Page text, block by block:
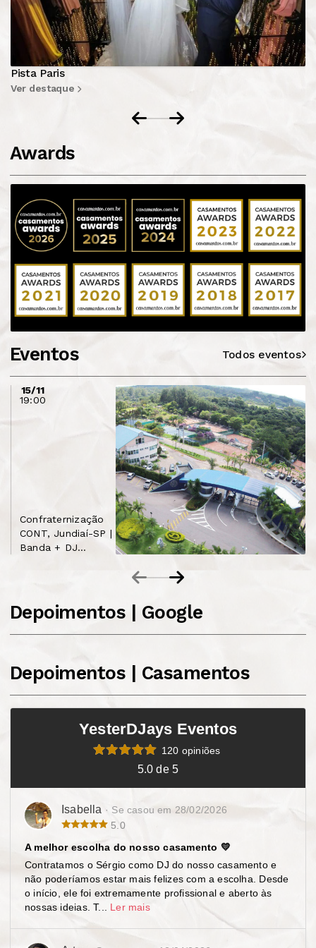
Paris
Awards
Eventos Todos eventos
15/11
19:00
Confraternização
CONT, Jundiaí-SP |
Banda + DJ
Depoimentos | Google
Depoimentos | Casamentos
YesterDJays Eventos
120 opiniões
5.0 de 5
Isabella · Se casou em 28/02/2026
5.0
A melhor escolha do nosso casamento 💛
Contratamos o Sérgio como DJ do nosso casamento e
não poderíamos estar mais felizes com a escolha. Desde
o início, ele foi extremamente profissional e aberto às
nossas ideias. T... Ler mais